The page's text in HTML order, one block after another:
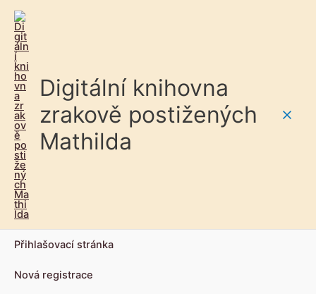
Digitální knihovna
zrakově postižených
Mathilda
Přihlašovací stránka
Nová registrace